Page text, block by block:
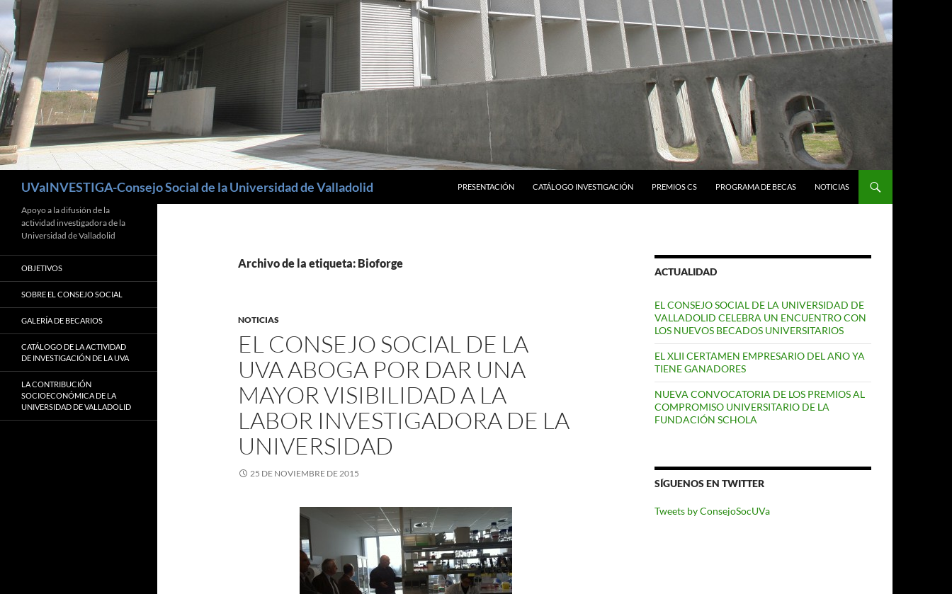
UVaINVESTIGA-Consejo Social de la Universidad de Valladolid
PRESENTACIÓN
CATÁLOGO INVESTIGACIÓN PREMIOS CS PROGRAMA DE BECAS NOTICIAS
Archivo de la etiqueta: Bioforge
NOTICIAS
EL CONSEJO SOCIAL DE LA
UVA ABOGA POR DAR UNA
MAYOR VISIBILIDAD A LA
LABOR INVESTIGADORA DE LA
UNIVERSIDAD
25 DE NOVIEMBRE DE 2015
ACTUALIDAD
EL CONSEJO SOCIAL DE LA UNIVERSIDAD DE
VALLADOLID CELEBRA UN ENCUENTRO CON
LOS NUEVOS BECADOS UNIVERSITARIOS
EL XLII CERTAMEN EMPRESARIO DEL AÑO YA
TIENE GANADORES
NUEVA CONVOCATORIA DE LOS PREMIOS AL
COMPROMISO UNIVERSITARIO DE LA
FUNDACIÓN SCHOLA
SÍGUENOS EN TWITTER
Tweets by ConsejoSocUVa
Apoyo a la difusión de la
actividad investigadora de la
Universidad de Valladolid
OBJETIVOS
SOBRE EL CONSEJO SOCIAL
GALERÍA DE BECARIOS
CATÁLOGO DE LA ACTIVIDAD
DE INVESTIGACIÓN DE LA UVA
LA CONTRIBUCIÓN
SOCIOECONÓMICA DE LA
UNIVERSIDAD DE VALLADOLID